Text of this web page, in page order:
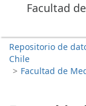
Facultad
Repositorio de
Chile
> Facultad de